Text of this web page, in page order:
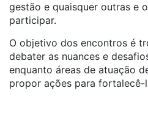
gestão e quaisquer outras e
participar.
O objetivo dos encontros é
debater as nuances e
enquanto áreas de atuação
propor ações para fortalecê-